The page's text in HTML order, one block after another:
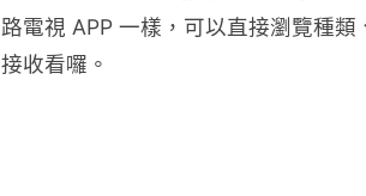
路電視 APP 一樣，可以直接瀏覽種
接收看囉。